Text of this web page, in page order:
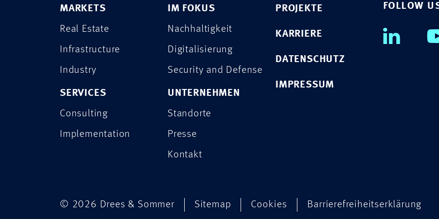
MARKETS
Real Estate
Infrastructure
Industry
SERVICES
Consulting
Implementation
IM FOKUS
Nachhaltigkeit
Digitalisierung
Security and Defense
UNTERNEHMEN
Standorte
Presse
Kontakt
PROJEKTE
KARRIERE
DATENSCHUTZ
IMPRESSUM
FOLLOW
© 2026 Drees & Sommer Sitemap Cookies Barrierefreiheitserklärung